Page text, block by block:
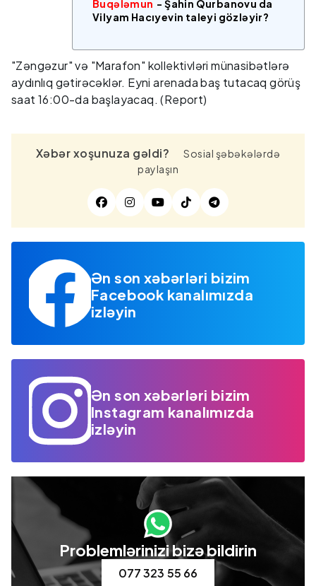
Buqələmun - Şahin Qurbanovu da
Vilyam Hacıyevin taleyi gözləyir?
"Zəngəzur" və "Marafon" kollektivləri münasibətlərə
aydınlıq gətirəcəklər. Eyni arenada baş tutacaq görüş
saat 16:00-da başlayacaq. (Report)
Xəbər xoşunuza gəldi?
Sosial şəbəkələrdə
paylaşın
Ən son xəbərləri bizim
Facebook kanalımızda
izləyin
Ən son xəbərləri bizim
Instagram kanalımızda
izləyin
Problemlərinizi bizə bildirin
077 323 55 66